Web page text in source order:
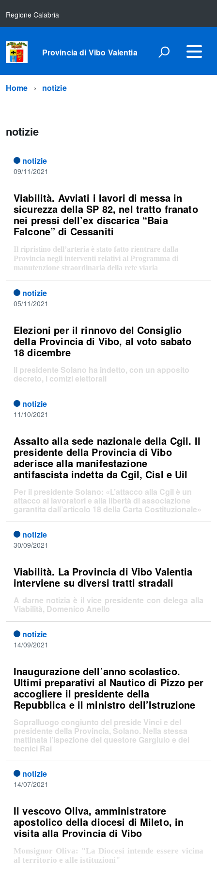
Regione Calabria
Provincia di Vibo Valentia
Home notizie
notizie
notizie
09/11/2021
Viabilità. Avviati i lavori di messa in
sicurezza della SP 82, nel tratto franato
nei pressi dell’ex discarica “Baia
Falcone” di Cessaniti
Il ripristino dell’arteria è stato fatto rientrare dalla
Provincia negli interventi relativi al Programma di
manutenzione straordinaria della rete viaria
notizie
05/11/2021
Elezioni per il rinnovo del Consiglio
della Provincia di Vibo, al voto sabato
18 dicembre
Il presidente Solano ha indetto, con un apposito
decreto, i comizi elettorali
notizie
11/10/2021
Assalto alla sede nazionale della Cgil. Il
presidente della Provincia di Vibo
aderisce alla manifestazione
antifascista indetta da Cgil, Cisl e Uil
Per il presidente Solano: «L’attacco alla Cgil è un
attacco ai lavoratori e alla libertà di associazione
garantita dall’articolo 18 della Carta Costituzionale»
notizie
30/09/2021
Viabilità. La Provincia di Vibo Valentia
interviene su diversi tratti stradali
A darne notizia è il vice presidente con delega alla
Viabilità, Domenico Anello
notizie
14/09/2021
Inaugurazione dell’anno scolastico.
Ultimi preparativi al Nautico di Pizzo per
accogliere il presidente della
Repubblica e il ministro dell’Istruzione
Sopralluogo congiunto del preside Vinci e del
presidente della Provincia, Solano. Nella stessa
mattinata l’ispezione del questore Gargiulo e dei
tecnici Rai
notizie
14/07/2021
Il vescovo Oliva, amministratore
apostolico della diocesi di Mileto, in
visita alla Provincia di Vibo
Monsignor Oliva: "La Diocesi intende essere vicina
al territorio e alle istituzioni"